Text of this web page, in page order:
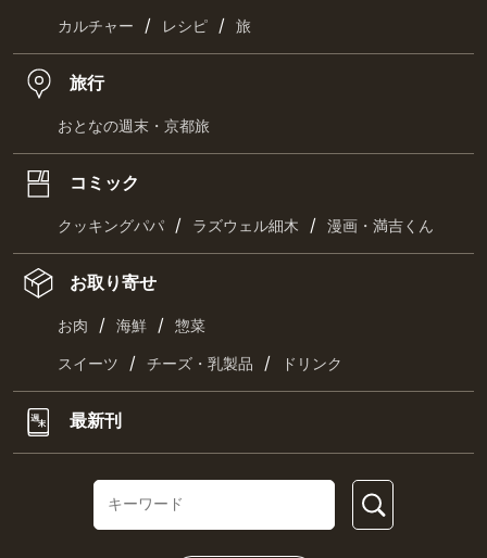
カルチャー / レシピ / 旅
旅行
おとなの週末・京都旅
コミック
クッキングパパ / ラズウェル細木 / 漫画・満吉くん
お取り寄せ
お肉 / 海鮮 / 惣菜
スイーツ / チーズ・乳製品 / ドリンク
最新刊